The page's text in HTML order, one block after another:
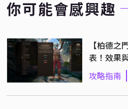
你可能會感興趣
【柏德之
表！效果
攻略指南